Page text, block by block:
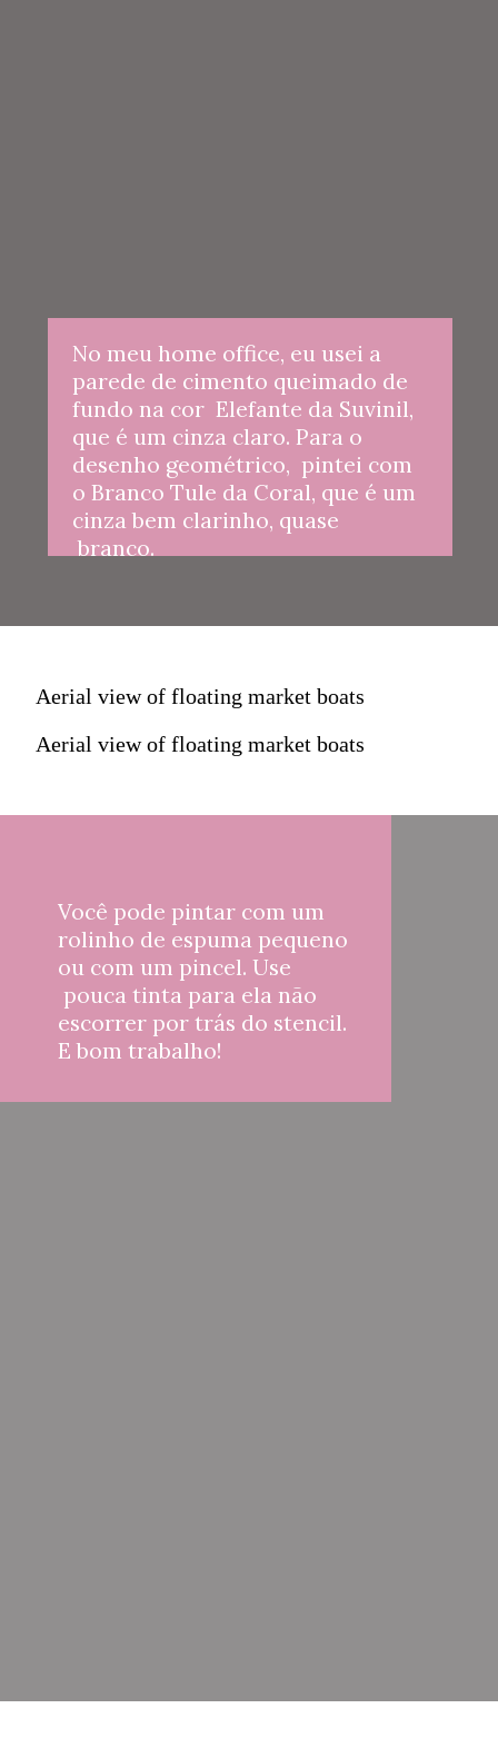
No meu home office, eu usei a
parede de cimento queimado de
fundo na cor  Elefante da Suvinil,
que é um cinza claro. Para o
desenho geométrico,  pintei com
o Branco Tule da Coral, que é um
cinza bem clarinho, quase
branco.
Aerial view of floating market boats
Aerial view of floating market boats
Você pode pintar com um
rolinho de espuma pequeno
ou com um pincel. Use
pouca tinta para ela não
escorrer por trás do stencil.
E bom trabalho!